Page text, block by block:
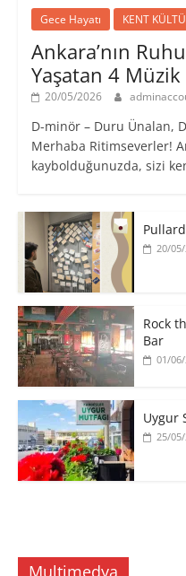
Gece Hayatı KENT
Ankara’nın
Yaşatan 4 Müzik
20/05/2026
D-minör – Duru Ünalan,
Merhaba Ritimseverler!
kaybolduğunuzda, sizi
20/
Rock
Bar
01/
Uygur
25/